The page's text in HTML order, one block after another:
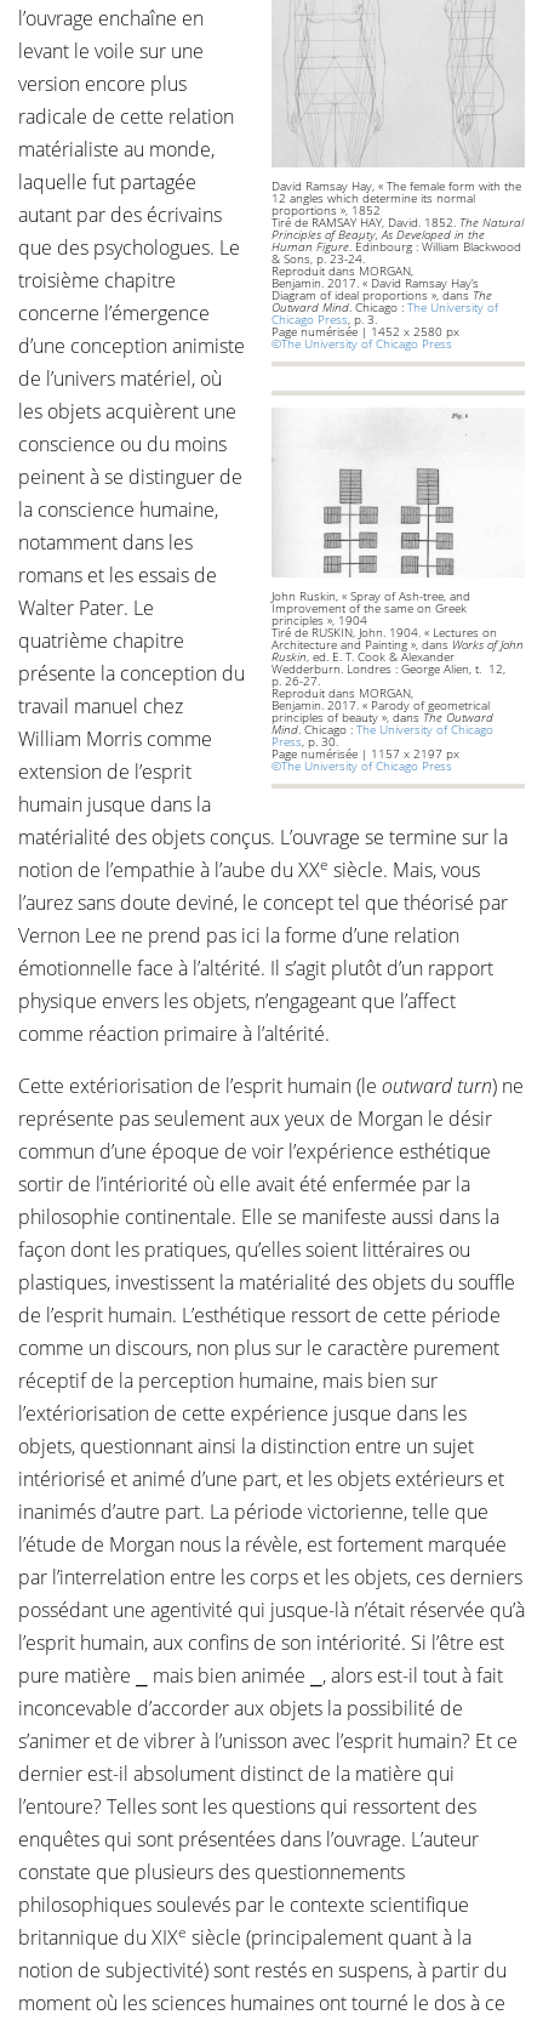
David Ramsay Hay, « The female form with the
12 angles which determine its normal
proportions », 1852
Tiré de RAMSAY HAY, David. 1852. The Natural
Principles of Beauty, As Developed in the
Human Figure. Édinbourg : William Blackwood
& Sons, p. 23-24.
Reproduit dans MORGAN,
Benjamin. 2017. « David Ramsay Hay’s
Diagram of ideal proportions », dans The
Outward Mind. Chicago : The University of
Chicago Press, p. 3.
Page numérisée | 1452 x 2580 px
©The University of Chicago Press
John Ruskin, « Spray of Ash-tree, and
Improvement of the same on Greek
principles », 1904
Tiré de RUSKIN, John. 1904. « Lectures on
Architecture and Painting », dans Works of John
Ruskin , ed. E. T. Cook & Alexander
Wedderburn. Londres : George Alien, t. 12,
p. 26-27.
Reproduit dans MORGAN,
Benjamin. 2017. « Parody of geometrical
principles of beauty », dans The Outward
Mind . Chicago : The University of Chicago
Press , p. 30.
Page numérisée | 1157 x 2197 px
©The University of Chicago Press
l’ouvrage enchaîne en
levant le voile sur une
version encore plus
radicale de cette relation
matérialiste au monde,
laquelle fut partagée
autant par des écrivains
que des psychologues. Le
troisième chapitre
concerne l’émergence
d’une conception animiste
de l’univers matériel, où
les objets acquièrent une
conscience ou du moins
peinent à se distinguer de
la conscience humaine,
notamment dans les
romans et les essais de
Walter Pater. Le
quatrième chapitre
présente la conception du
travail manuel chez
William Morris comme
extension de l’esprit
humain jusque dans la
matérialité des objets conçus. L’ouvrage se termine sur la
notion de l’empathie à l’aube du XXe siècle. Mais, vous
l’aurez sans doute deviné, le concept tel que théorisé par
Vernon Lee ne prend pas ici la forme d’une relation
émotionnelle face à l’altérité. Il s’agit plutôt d’un rapport
physique envers les objets, n’engageant que l’affect
comme réaction primaire à l’altérité.
Cette extériorisation de l’esprit humain (le outward turn) ne
représente pas seulement aux yeux de Morgan le désir
commun d’une époque de voir l’expérience esthétique
sortir de l’intériorité où elle avait été enfermée par la
philosophie continentale. Elle se manifeste aussi dans la
façon dont les pratiques, qu’elles soient littéraires ou
plastiques, investissent la matérialité des objets du souffle
de l’esprit humain. L’esthétique ressort de cette période
comme un discours, non plus sur le caractère purement
réceptif de la perception humaine, mais bien sur
l’extériorisation de cette expérience jusque dans les
objets, questionnant ainsi la distinction entre un sujet
intériorisé et animé d’une part, et les objets extérieurs et
inanimés d’autre part. La période victorienne, telle que
l’étude de Morgan nous la révèle, est fortement marquée
par l’interrelation entre les corps et les objets, ces derniers
possédant une agentivité qui jusque-là n’était réservée qu’à
l’esprit humain, aux confins de son intériorité. Si l’être est
pure matière ⎯ mais bien animée ⎯, alors est-il tout à fait
inconcevable d’accorder aux objets la possibilité de
s’animer et de vibrer à l’unisson avec l’esprit humain? Et ce
dernier est-il absolument distinct de la matière qui
l’entoure? Telles sont les questions qui ressortent des
enquêtes qui sont présentées dans l’ouvrage. L’auteur
constate que plusieurs des questionnements
philosophiques soulevés par le contexte scientifique
britannique du XIXe siècle (principalement quant à la
notion de subjectivité) sont restés en suspens, à partir du
moment où les sciences humaines ont tourné le dos à ce